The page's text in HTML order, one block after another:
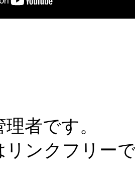
者です。
リンクフリー